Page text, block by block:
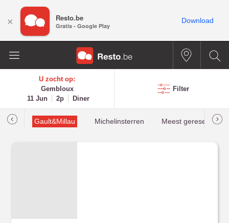
U zocht op:
Gembloux
11 Jun
2p Diner
Filter
Gault&Millau Michelinsterren Meest gereserveerd
× Resto.be
Gratis - Google Play
Download